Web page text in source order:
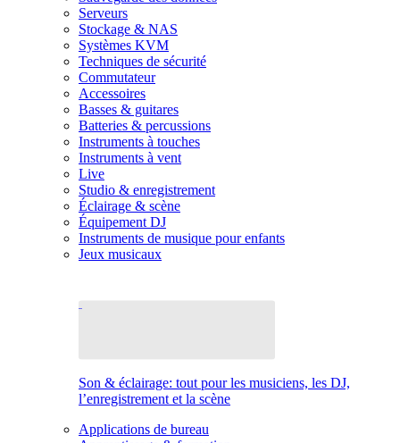
Serveurs
Stockage & NAS
Systèmes KVM
Techniques de sécurité
Commutateur
Accessoires
Basses & guitares
Batteries & percussions
Instruments à touches
Instruments à vent
Live
Studio & enregistrement
Éclairage & scène
Équipement DJ
Instruments de musique pour enfants
Jeux musicaux
Son & éclairage: tout pour les musiciens, les DJ,
l’enregistrement et la scène
Applications de bureau